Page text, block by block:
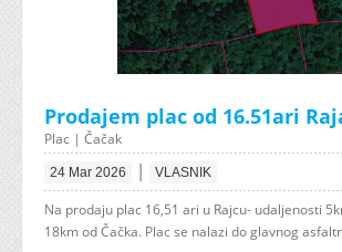
Prodajem plac od 16.51ari
Plac | Čačak
24 Mar 2026 | VLASNIK
Na prodaju plac 16,51 ari u Rajcu- udaljenosti
18km od Čačka. Plac se nalazi do glavnog